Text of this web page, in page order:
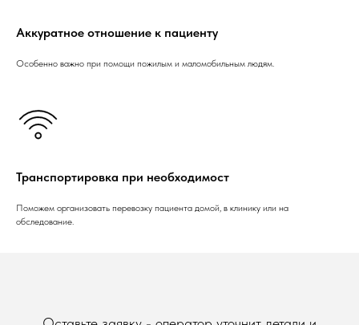
Аккуратное отношение к пациенту
Особенно важно при помощи пожилым и маломобильным людям.
Транспортировка при необходимост
Поможем организовать перевозку пациента домой, в клинику или на
обследование.